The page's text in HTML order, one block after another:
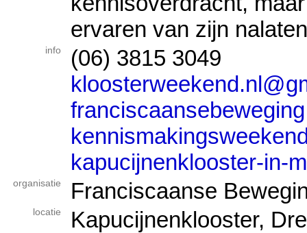
ervaren van zijn
info
(06) 3815 3049
kapucijnenklooster-in-
organisatie Franciscaanse
locatie Kapucijnenklooster,